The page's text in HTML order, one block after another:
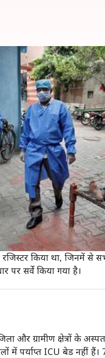
में लगे
खिलाफ लड़ाई में लगे 400
प्रोटेक्टिव इक्विपमेंट
लक्ष्य
शुरुआत में कहा गया है कि
किया था, जिनमें से
पर सर्वे किया गया है।
और ग्रामीण क्षेत्रों के
में पर्याप्त ICU बेड नहीं